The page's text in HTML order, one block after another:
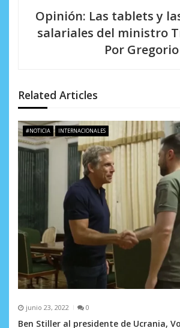
n
d
e
e
a
a
s
Opinión: Las tablets y
salariales del ministro
Por
Related Articles
#NOTICIA INTERNACIONALES
junio 23, 2022 0
Ben Stiller al presidente de Ucrania,